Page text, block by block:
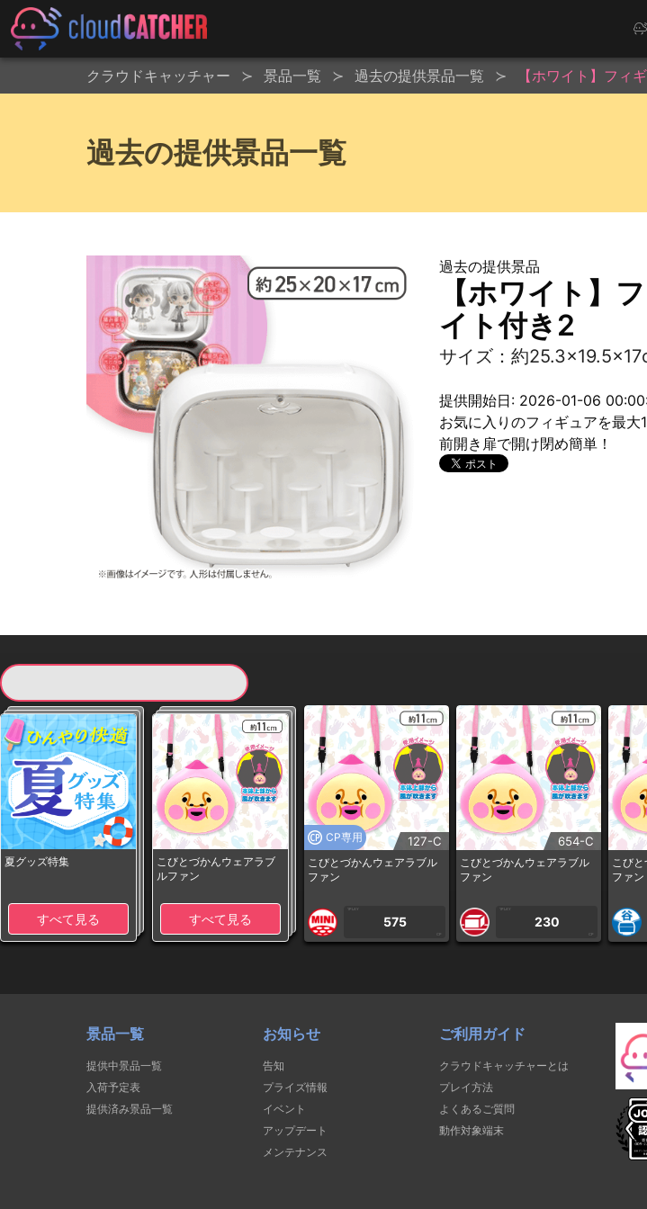
クラウドキャッチャー 景品一覧 過去の提供景品一覧 【ホワイト】フィ
過去の提供景品一覧
過去の提供景品
【ホワイト】
イト付き2
サイズ：約
提供開始日: 2026-01-06
お気に入りのフィギュアを最大
前開き扉で開け閉め簡単！
夏グッズ特集
すべて見る
こびとづかんウェアラブ
ルファン
すべて見る
CP専用 127-C
こびとづかんウェアラブル
ファン
1PLAY
575
CP
654-C
こびとづかんウェアラブル
ファン
1PLAY
230
CP
こび
ファン
景品一覧
提供中景品一覧
入荷予定表
提供済み景品一覧
お知らせ
告知
プライズ情報
イベント
アップデート
メンテナンス
ご利用ガイド
クラウドキャッチャーとは
プレイ方法
よくあるご質問
動作対象端末